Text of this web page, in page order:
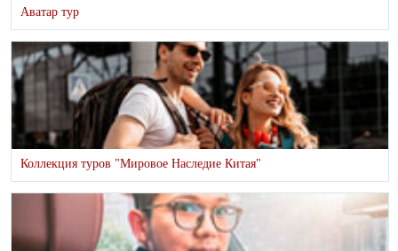
Аватар тур
Коллекция туров "Мировое Наследие Китая"